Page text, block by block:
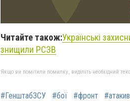
Читайте також:Українські
знищили РСЗВ
Якщо ви помітили помилку, виділіть необхідний
#ГенштабЗСУ #бої #фронт